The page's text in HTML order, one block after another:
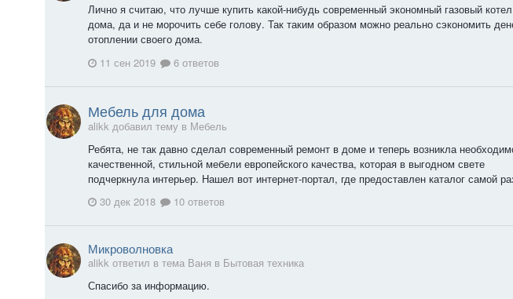
Лично я считаю, что лучше купить какой-нибудь современный экономный газовый
дома, да и не морочить себе голову. Так таким образом можно реально сэкономить
отоплении своего дома.
11 сен 2019
6 ответов
Мебель для дома
alikk добавил тему в Мебель
Ребята, не так давно сделал современный ремонт в доме и теперь возникла
качественной, стильной мебели европейского качества, которая в выгодном свете
подчеркнула интерьер. Нашел вот интернет-портал, где предоставлен каталог самой
30 дек 2018
10 ответов
Микроволновка
alikk ответил в тема Ваня в Бытовая техника
Спасибо за информацию.